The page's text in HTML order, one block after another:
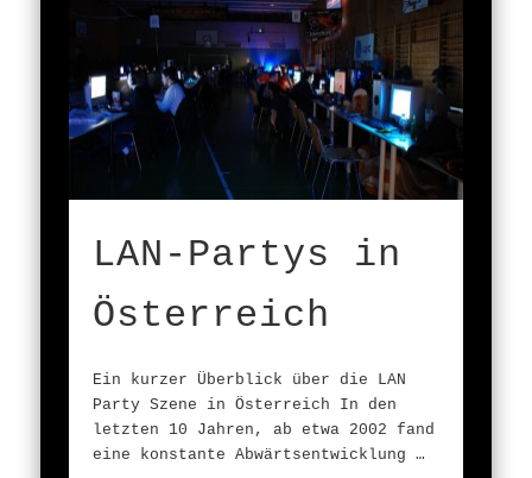
LAN-Partys in
Österreich
Ein kurzer Überblick über die LAN
Party Szene in Österreich In den
letzten 10 Jahren, ab etwa 2002 fand
eine konstante Abwärtsentwicklung …